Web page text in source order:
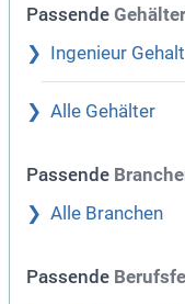
Passende Gehälter
Ingenieur Gehalt
Alle Gehälter
Passende
Alle Branchen
Passende